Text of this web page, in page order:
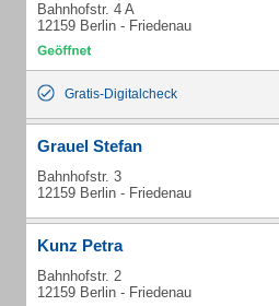
Bahnhofstr. 4 A
12159 Berlin - Friedenau
Gratis-Digitalcheck
Grauel Stefan
Bahnhofstr. 3
12159 Berlin - Friedenau
Kunz Petra
Bahnhofstr. 2
12159 Berlin - Friedenau